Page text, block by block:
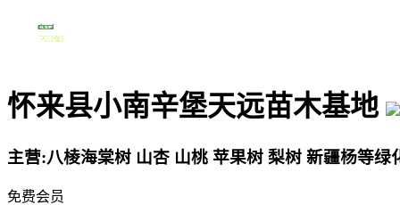
怀来县小南辛堡天远苗木基地
主营:八棱海棠树 山杏 山桃 苹果树 梨树 新疆杨等绿
免费会员